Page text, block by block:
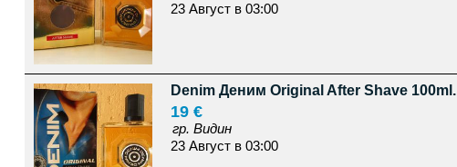
23 Август в 03:00
Denim Деним Original After Shave 100ml.
19 €
гр. Видин
23 Август в 03:00